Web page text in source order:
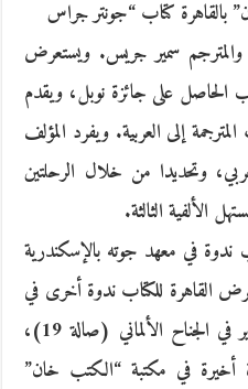
كتاب “جونتر جراس
سمير جريس. ويستعرض
الحاصل على جائزة نوبل، ويقدم
إلى العربية. ويفرد المؤلف
وتحديدا من خلال الرحلتين
الألفية الثالثة.
في معهد جوته بالإسكندرية
القاهرة للكتاب ندوة أخرى في
الثالثة من ظهر يوم الثالث من فبراير في الجناح الألماني (صالة 19)،
أخيرة في مكتبة “الكتب خان”